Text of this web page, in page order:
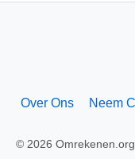
Over Ons Neem
© 2026